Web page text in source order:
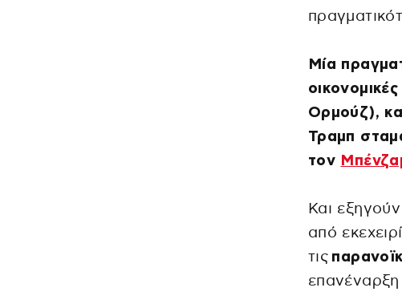
Μία
Ορμούζ),
Τραμπ
τον
Και
από
τις
επανέναρξη